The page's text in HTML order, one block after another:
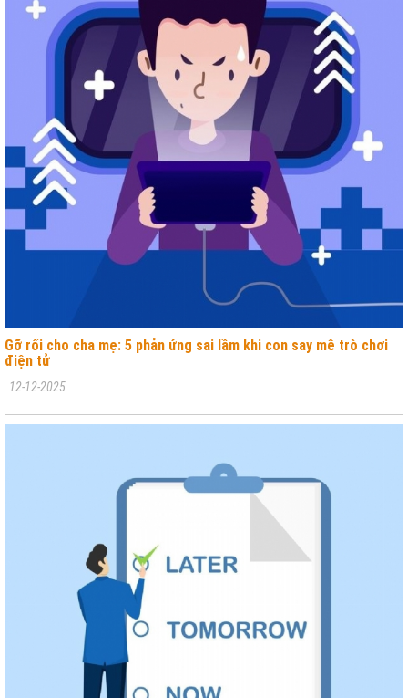
Gỡ rối cho cha mẹ: 5 phản ứng sai lầm khi con say mê trò chơi
điện tử
12-12-2025